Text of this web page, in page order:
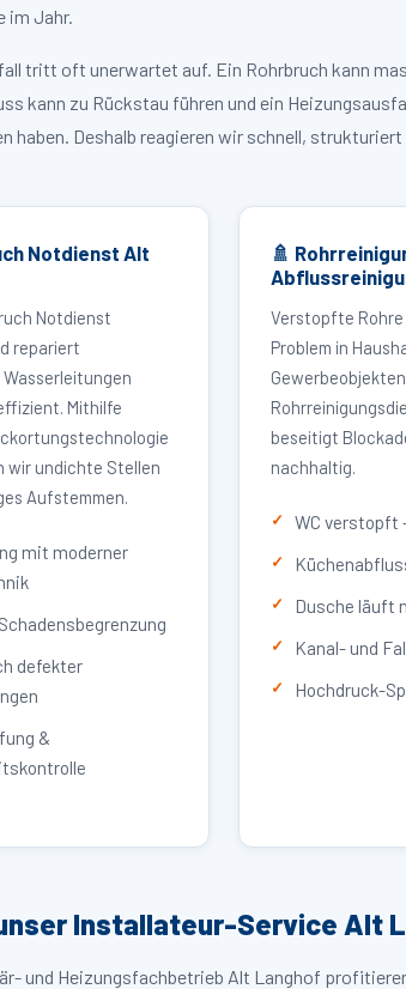
im Jahr.
tritt oft unerwartet auf. Ein Rohrbruch kann
kann zu Rückstau führen und ein
haben. Deshalb reagieren wir schnell,
Notdienst Alt
Notdienst
repariert
Mithilfe
wir undichte Stellen
Aufstemmen.
mit moderner
defekter
&
🚿
Verstopfte
Problem in
beseitigt
nachhaltig.
WC verstopft
Dusche läuft
Kanal- und
Hochdruck-
Installateur-Service Alt
und Heizungsfachbetrieb Alt Langhof